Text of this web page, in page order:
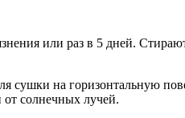
или раз в 5 дней.
сушки на горизонтальную
от солнечных лучей.